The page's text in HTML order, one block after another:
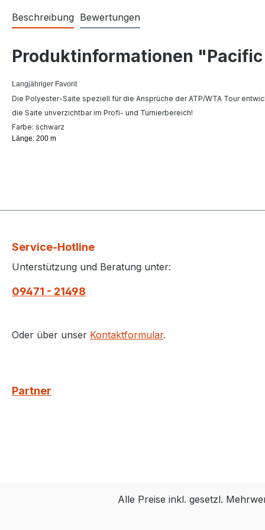
Beschreibung Bewertungen
Produktinformationen "Pacific
Langjähriger Favorit
Die Polyester-Saite speziell für die Ansprüche der ATP/WTA Tour
die Saite unverzichtbar im Profi- und Turnierbereich!
Farbe: schwarz
Länge: 200 m
Service-Hotline
Unterstützung und Beratung unter:
09471 - 21498
Oder über unser Kontaktformular.
Partner
Alle Preise inkl. gesetzl.